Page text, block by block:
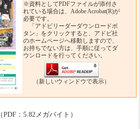
※資料としてPDFファイルが添付さ
れている場合は、Adobe Acrobat(R)が
必要です。
「アドビリーダーダウンロードボ
タン」をクリックすると、アドビ社
のホームページへ移動しますので、
お持ちでない方は、手順に従ってダ
ウンロードを行ってください。
（新しいウィンドウで表示）
（PDF：5.82メガバイト）